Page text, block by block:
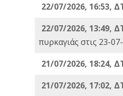
22/07/2026, 16:53,
22/07/2026, 13:49,
πυρκαγιάς στις 23-
21/07/2026, 18:24,
21/07/2026, 17:02,